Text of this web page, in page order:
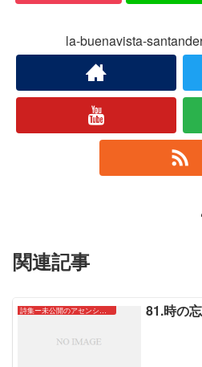
la-buenavista-
関連記事
81.時の